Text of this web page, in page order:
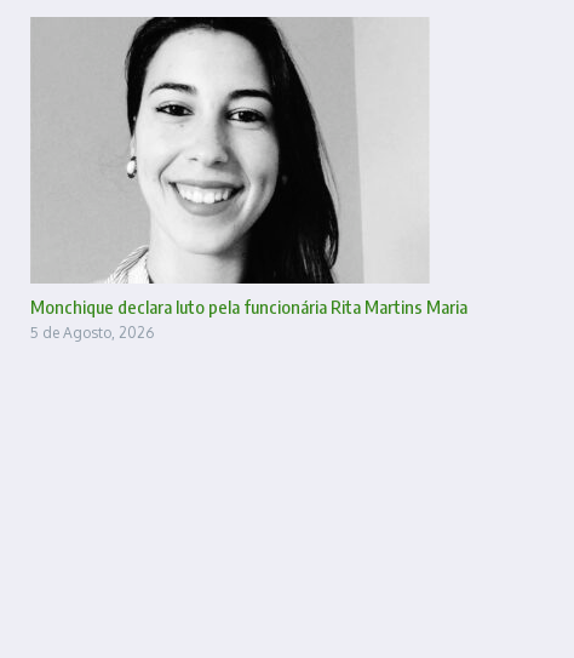
Monchique declara luto pela funcionária Rita Martins Maria
5 de Agosto, 2026